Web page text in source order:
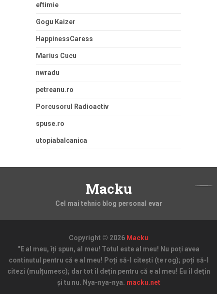
eftimie
Gogu Kaizer
HappinessCaress
Marius Cucu
nwradu
petreanu.ro
Porcusorul Radioactiv
spuse.ro
utopiabalcanica
Macku
Cel mai tehnic blog personal evar
Copyright © 2026 Macku
"E al meu, îți spun, al meu! Totul este al meu! Nu poți avea
continutul pentru că e al meu! Poți să-l citești (te rog); poți să-l
citezi (mulțumesc); dar tot îl dețin pentru că e al meu! Eu îl dețin
și tu nu. Nya-nya-nya. macku.net